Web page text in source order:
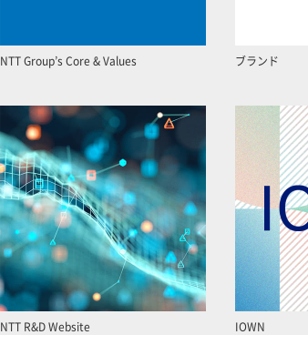
NTT Group’s Core & Values ブランド
NTT R&D Website IOWN